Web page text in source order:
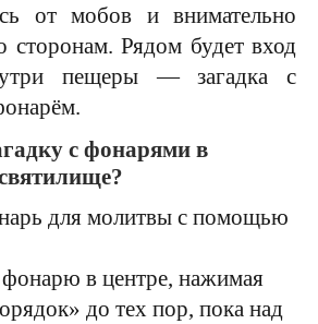
от мобов и внимательно
сторонам. Рядом будет вход
пещеры — загадка с
с фонарями в
для молитвы с помощью
в центре, нажимая
до тех пор, пока над